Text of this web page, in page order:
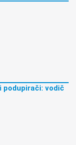
podupirači: vodič